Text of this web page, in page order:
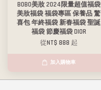
BOBO美妝 2024限量超值福袋
美妝福袋 福袋專區 保養品 驚
喜包 年終福袋 新春福袋 聖誕
福袋 節慶福袋 DIOR
從NT$ 888 起
加入購物車